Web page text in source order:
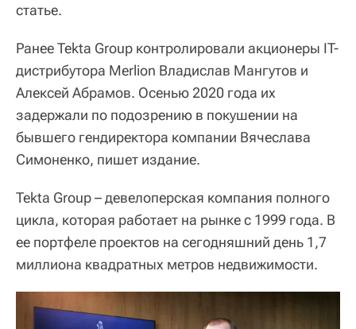
статье.
Ранее Tekta Group контролировали акционеры IT-
дистрибутора Merlion Владислав Мангутов и
Алексей Абрамов. Осенью 2020 года их
задержали по подозрению в покушении на
бывшего гендиректора компании Вячеслава
Симоненко, пишет издание.
Tekta Group – девелоперская компания полного
цикла, которая работает на рынке с 1999 года. В
ее портфеле проектов на сегодняшний день 1,7
миллиона квадратных метров недвижимости.